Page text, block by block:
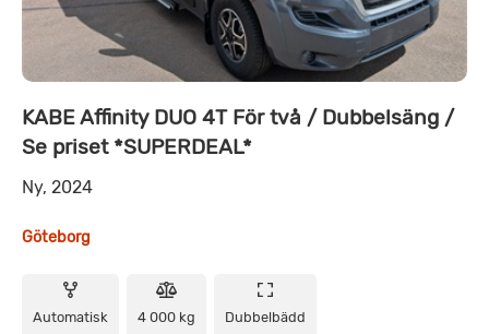
KABE Affinity DUO 4T För två / Dubbelsäng /
Se priset *SUPERDEAL*
Ny, 2024
Göteborg
Automatisk 4 000 kg Dubbelbädd